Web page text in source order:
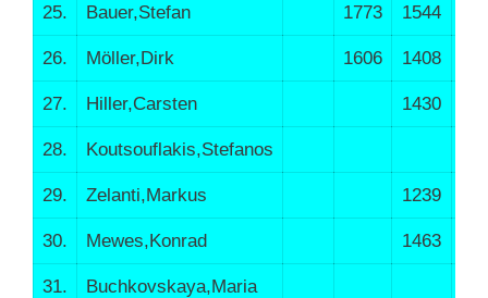
25. Bauer,Stefan 1773 1544
26. Möller,Dirk 1606 1408
27. Hiller,Carsten 1430
28. Koutsouflakis,Stefanos
29. Zelanti,Markus 1239
30. Mewes,Konrad 1463
31. Buchkovskaya,Maria